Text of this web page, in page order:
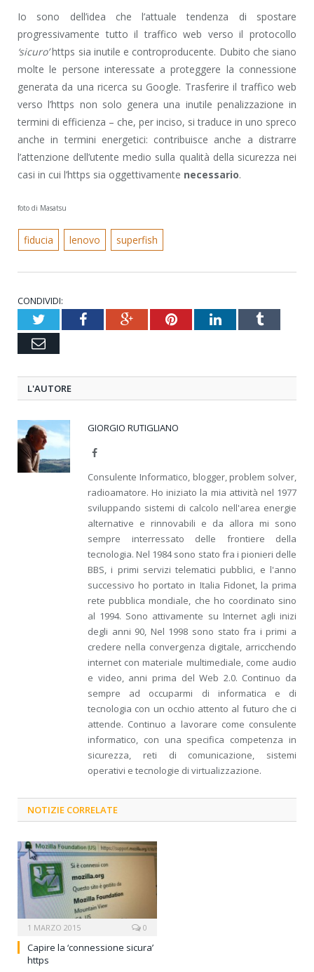
Io sono dell’idea che l’attuale tendenza di spostare
progressivamente tutto il traffico web verso il protocollo
‘sicuro’https sia inutile e controproducente. Dubito che siano
molte le persone interessate a proteggere la connessione
generata da una ricerca su Google. Trasferire il traffico web
verso l’https non solo genera una inutile penalizzazione in
termini di efficienza – che, per inciso, si traduce in uno spreco
anche in termini energetici: contribuisce anche a distrarre
l’attenzione dell’utente medio sulla qualità della sicurezza nei
casi in cui l’https sia oggettivamente necessario.
foto di Masatsu
fiducia lenovo superfish
CONDIVIDI:
TwitterFacebookGoogle+PinterestLinkedInTumblr
Email
L'AUTORE
GIORGIO RUTIGLIANO
Facebook
Consulente Informatico, blogger, problem solver,
radioamatore. Ho iniziato la mia attività nel 1977
sviluppando sistemi di calcolo nell'area energie
alternative e rinnovabili e da allora mi sono
sempre interressato delle frontiere della
tecnologia. Nel 1984 sono stato fra i pionieri delle
BBS, i primi servizi telematici pubblici, e l'anno
successivo ho portato in Italia Fidonet, la prima
rete pubblica mondiale, che ho coordinato sino
al 1994. Sono attivamente su Internet agli inizi
degli anni 90, Nel 1998 sono stato fra i primi a
credere nella convergenza digitale, arricchendo
internet con materiale multimediale, come audio
e video, anni prima del Web 2.0. Continuo da
sempre ad occuparmi di informatica e di
tecnologia con un occhio attento al futuro che ci
attende. Continuo a lavorare come consulente
informatico, con una specifica competenza in
sicurezza, reti di comunicazione, sistemi
operativi e tecnologie di virtualizzazione.
NOTIZIE CORRELATE
1 MARZO 2015 0
Capire la ‘connessione sicura’
https